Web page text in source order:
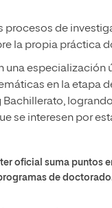
procesos de
la propia práctica
una especialización
en la etapa
Bachillerato, logrando
se interesen por
oficial suma puntos
de